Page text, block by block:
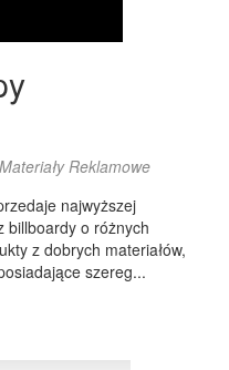
Reklamowe
najwyższej
billboardy o różnych
z dobrych materiałów,
szereg...